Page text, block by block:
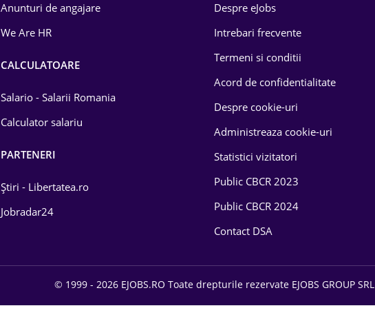
Anunturi de angajare
We Are HR
CALCULATOARE
Salario - Salarii Romania
Calculator salariu
PARTENERI
Știri - Libertatea.ro
Jobradar24
Despre eJobs
Intrebari frecvente
Termeni si conditii
Acord de confidentialitate
Despre cookie-uri
Administreaza cookie-uri
Statistici vizitatori
Public CBCR 2023
Public CBCR 2024
Contact DSA
© 1999 - 2026 EJOBS.RO Toate drepturile rezervate EJOBS GROUP SRL